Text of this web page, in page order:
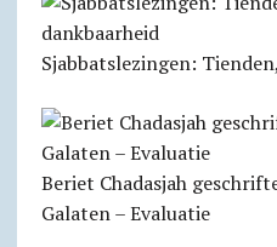
Sjabbats­lezingen:
Beriet Chadasjah
Galaten – Evaluatie